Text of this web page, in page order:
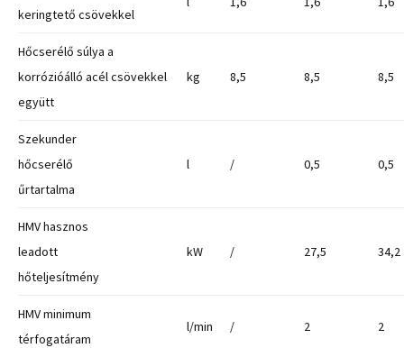
keringtető csövekkel
Hőcserélő súlya a
korrózióálló acél csövekkel
együtt
kg 8,5 8,5 8,5
Szekunder
hőcserélő
űrtartalma
l / 0,5 0,5
HMV hasznos
leadott
hőteljesítmény
kW / 27,5 34,2
HMV minimum
térfogatáram
l/min / 2 2